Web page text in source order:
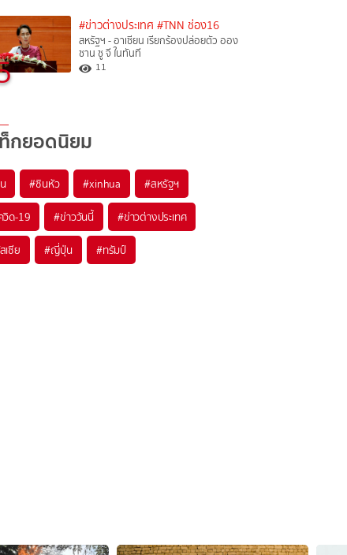
#ข่าวต่างประเทศ #TNN ช่อง16
สหรัฐฯ - อาเซียน เรียกร้องปล่อยตัว ออง
ซาน ซู จี ในทันที
11
กยอดนิยม
#ซินหัว #xinhua #สหรัฐฯ
วิด-19 #ข่าววันนี้ #ข่าวต่างประเทศ
เซีย #ญี่ปุ่น #ทรัมป์